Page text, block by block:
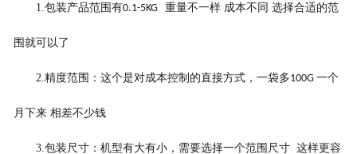
1.包装产品范围有0.1-5KG 重量不一样 成本不同 选择合适的范
围就可以了
2.精度范围：这个是对成本控制的直接方式，一袋多100G 一个
月下来 相差不少钱
3.包装尺寸：机型有大有小，需要选择一个范围尺寸 这样更容